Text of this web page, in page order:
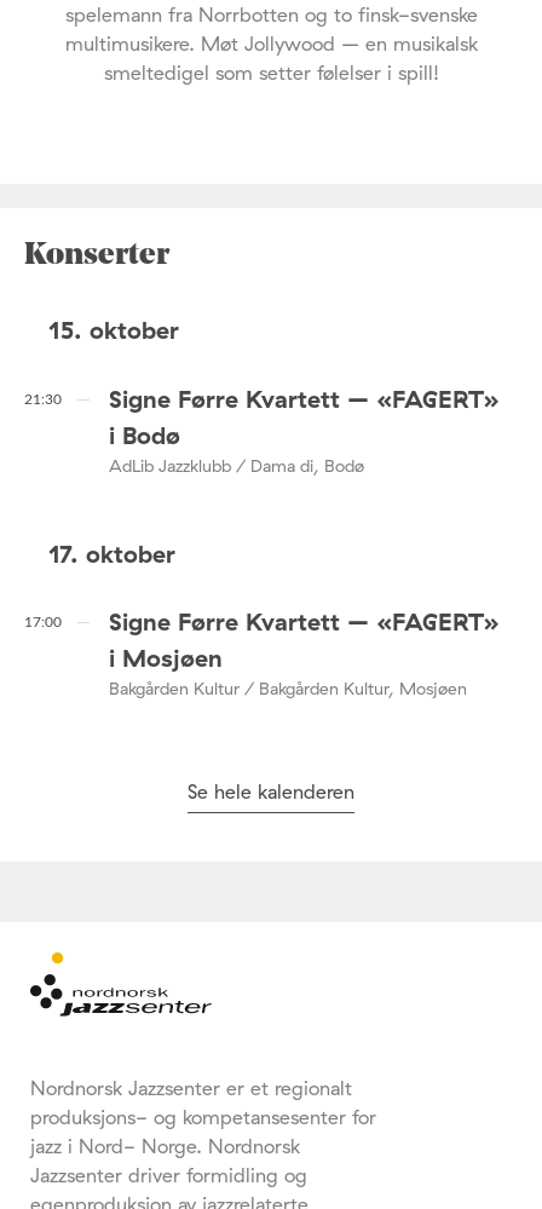
spelemann fra Norrbotten og to finsk-svenske
multimusikere. Møt Jollywood – en musikalsk
smeltedigel som setter følelser i spill!
Konserter
15. oktober
21:30
Signe Førre Kvartett – «FAGERT»
i Bodø
AdLib Jazzklubb / Dama di, Bodø
17. oktober
17:00
Signe Førre Kvartett – «FAGERT»
i Mosjøen
Bakgården Kultur / Bakgården Kultur, Mosjøen
Se hele kalenderen
Nordnorsk Jazzsenter er et regionalt
produksjons- og kompetansesenter for
jazz i Nord- Norge. Nordnorsk
Jazzsenter driver formidling og